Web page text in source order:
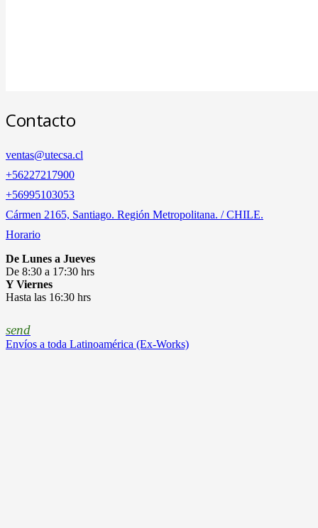
Contacto
ventas@utecsa.cl
+56227217900
‎+56995103053
Cármen 2165, Santiago. Región Metropolitana. / CHILE.
Horario
De Lunes a Jueves
De 8:30 a 17:30 hrs
Y Viernes
Hasta las 16:30 hrs
send
Envíos a toda Latinoamérica (Ex-Works)